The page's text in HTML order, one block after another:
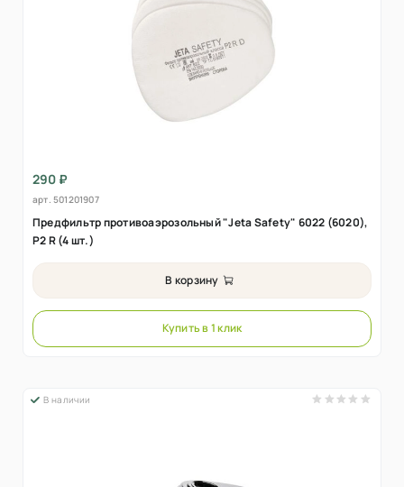
290 ₽
арт. 501201907
Предфильтр противоаэрозольный "Jeta Safety" 6022 (6020),
P2 R (4 шт.)
В корзину
Купить в 1 клик
В наличии